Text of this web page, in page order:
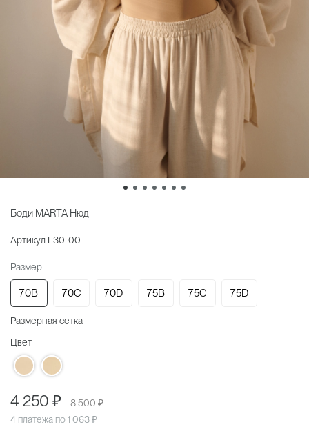
Боди MARTA Нюд
Размер
70B 70C 70D 75B 75C 75D
Размерная сетка
Артикул L30-00
Цвет
4 250 ₽
8 500 ₽
4 платежа по 1 063 ₽